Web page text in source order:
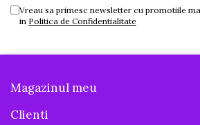
Set Avioane si submarine
Trenulete
Vreau sa primesc newsletter cu promotiile
in Politica de Confidentialitate
Magazinul meu
Clienti